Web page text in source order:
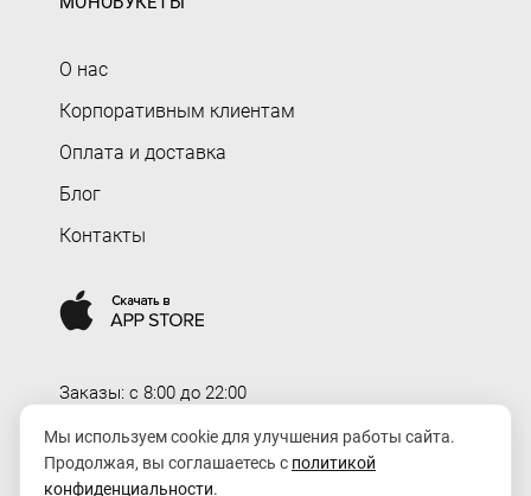
О нас
Корпоративным клиентам
Оплата и доставка
Блог
Контакты
Заказы: c 8:00 до 22:00
Доставка: c 8:00 до 00:00
order@rozaexpress.ru
Мы используем cookie для улучшения работы сайта.
Продолжая, вы соглашаетесь с политикой
конфиденциальности.